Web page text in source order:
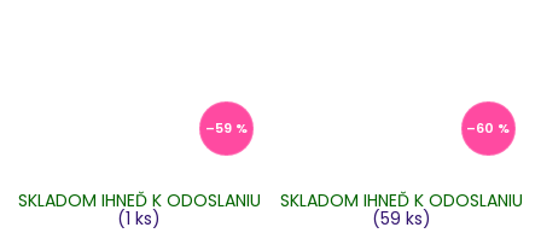
–59 %
SKLADOM IHNEĎ K ODOSLANIU
(1 ks)
–60 %
SKLADOM IHNEĎ K ODOSLANIU
(59 ks)